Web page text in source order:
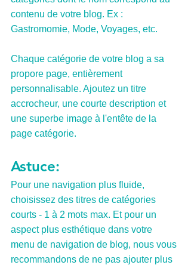
contenu de votre blog. Ex :
Gastromomie, Mode, Voyages, etc.
Chaque catégorie de votre blog a sa
propore page, entièrement
personnalisable. Ajoutez un titre
accrocheur, une courte description et
une superbe image à l'entête de la
page catégorie.
Astuce:
Pour une navigation plus fluide,
choisissez des titres de catégories
courts - 1 à 2 mots max. Et pour un
aspect plus esthétique dans votre
menu de navigation de blog, nous vous
recommandons de ne pas ajouter plus